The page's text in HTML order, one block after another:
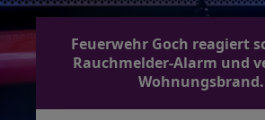
Feuerwehr Goch reagiert
Rauchmelder-Alarm und
Wohnungsbrand.